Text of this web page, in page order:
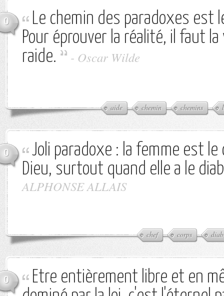
0
Le chemin des paradoxes est
Pour éprouver la réalité, il faut
raide.
- Oscar Wilde
aide chemin chemins
0
Joli paradoxe : la femme est le
Dieu, surtout quand elle a le
ALPHONSE ALLAIS
chef corps
0
Etre entièrement libre et en